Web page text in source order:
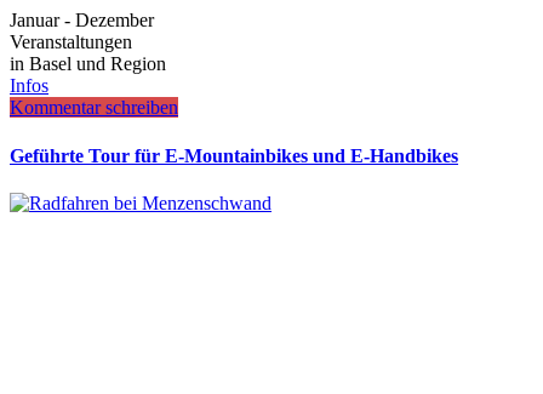
Januar - Dezember
Veranstaltungen
in Basel und Region
Infos
Kommentar schreiben
Geführte Tour für E-Mountainbikes und E-Handbikes